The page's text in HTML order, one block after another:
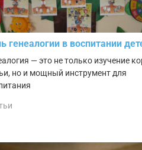
генеалогии в воспитании
— это не только изучение
но и мощный инструмент для